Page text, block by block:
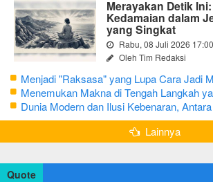
Merayakan Detik
Kedamaian dalam
yang Singkat
Rabu, 08 Juli 2026
Oleh Tim Redaksi
Menjadi "Raksasa" yang Lupa Cara Jadi
Menemukan Makna di Tengah Langkah
Dunia Modern dan Ilusi Kebenaran,
terjebak Tipu Daya
Lainnya
Quote